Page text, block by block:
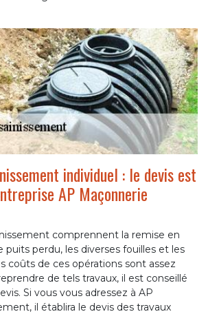
individuel : le devis est
AP Maçonnerie
comprennent la remise en
puits perdu, les diverses fouilles et les
coûts de ces opérations sont assez
de tels travaux, il est conseillé
Si vous vous adressez à AP
il établira le devis des travaux